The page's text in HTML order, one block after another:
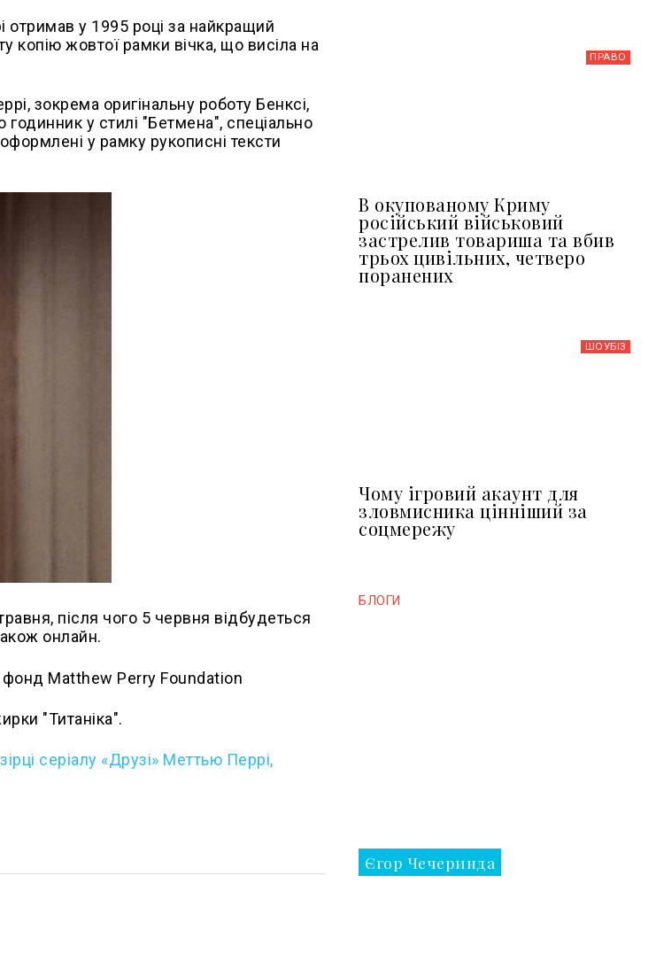
отримав у 1995 році за найкращий
копію жовтої рамки вічка, що висіла на
зокрема оригінальну роботу Бенксі,
у стилі "Бетмена", спеціально
у рамку рукописні тексти
після чого 5 червня відбудеться
онлайн.
фонд Matthew Perry Foundation
"Титаніка".
серіалу «Друзі» Меттью Перрі,
ПРАВО
В окупованому Криму
російський військовий
застрелив товариша та вбив
трьох цивільних, четверо
поранених
ШОУБIЗ
Чому ігровий акаунт для
зловмисника цінніший за
соцмережу
БЛОГИ
Єгор Чечеринда